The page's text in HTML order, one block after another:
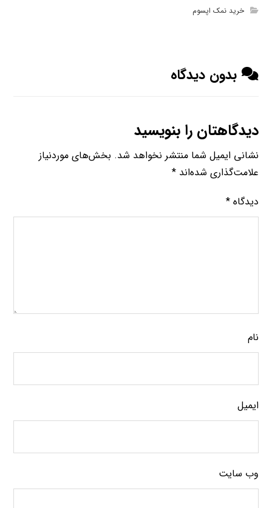
خرید نمک اپسوم
بدون دیدگاه
دیدگاهتان را بنویسید
نشانی ایمیل شما منتشر نخواهد شد. بخش‌های موردنیاز
علامت‌گذاری شده‌اند*
دیدگاه*
نام
ایمیل
وب‌ سایت